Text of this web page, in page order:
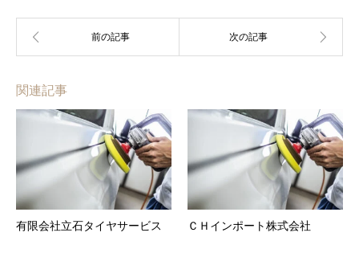
関連記事
有限会社立石タイヤサービス ＣＨインポート株式会社